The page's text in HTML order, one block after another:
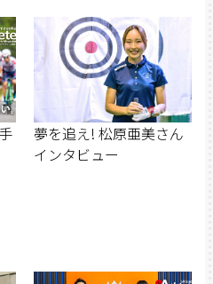
夢を追え! 松原亜美さん
インタビュー